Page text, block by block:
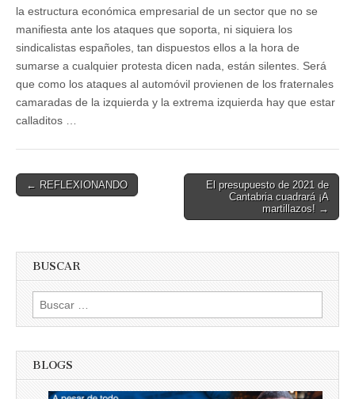
la estructura económica empresarial de un sector que no se
manifiesta ante los ataques que soporta, ni siquiera los
sindicalistas españoles, tan dispuestos ellos a la hora de
sumarse a cualquier protesta dicen nada, están silentes. Será
que como los ataques al automóvil provienen de los fraternales
camaradas de la izquierda y la extrema izquierda hay que estar
calladitos …
Post
← REFLEXIONANDO
El presupuesto de 2021 de
Cantabria cuadrará ¡A
martillazos! →
BUSCAR
Buscar:
BLOGS